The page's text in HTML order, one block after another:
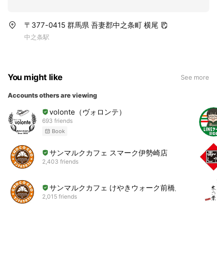
〒377-0415 群馬県 吾妻郡中之条町 横尾
中之条駅
You might like See more
Accounts others are viewing
volonte（ヴォロンテ）
693 friends
Book
サンマルクカフェ スマーク伊勢崎店
2,403 friends
サンマルクカフェ けやきウォーク前橋店
2,015 friends